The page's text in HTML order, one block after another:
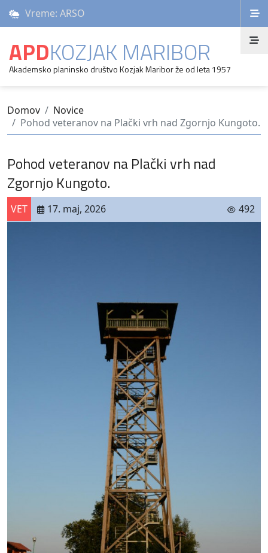
Vreme: ARSO
APDKOZJAK MARIBOR
Akademsko planinsko društvo Kozjak Maribor že od leta 1957
Domov
Novice
Pohod veteranov na Plački vrh nad Zgornjo Kungoto.
Pohod veteranov na Plački vrh nad
Zgornjo Kungoto.
VET 17. maj, 2026 492